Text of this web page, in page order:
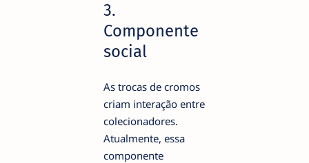
3.
Componente
social
As trocas de cromos
criam interação entre
colecionadores.
Atualmente, essa
componente